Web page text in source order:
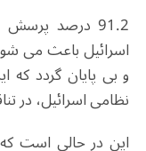
91.2 درصد
اسرائیل باعث می
و بی پایان گردد
نظامی اسرائیل، در